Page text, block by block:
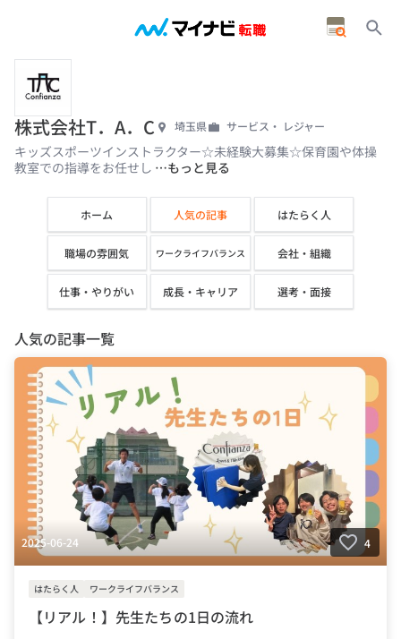
株式会社T．A．C 埼玉県 サービス・ レジャー
キッズスポーツインストラクター☆未経験大募集☆保育園や体操
教室での指導をお任せし …もっと見る
ホーム 人気の記事 はたらく人
職場の雰囲気 ワークライフバランス 会社・組織
仕事・やりがい 成長・キャリア 選考・面接
人気の記事一覧
2025-06-24 4
はたらく人 ワークライフバランス
【リアル！】先生たちの1日の流れ